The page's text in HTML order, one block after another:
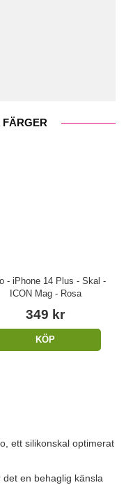
FÄRGER
- iPhone 14 Plus - Skal -
ICON Mag - Rosa
349 kr
KÖP
ett silikonskal optimerat
en behaglig känsla